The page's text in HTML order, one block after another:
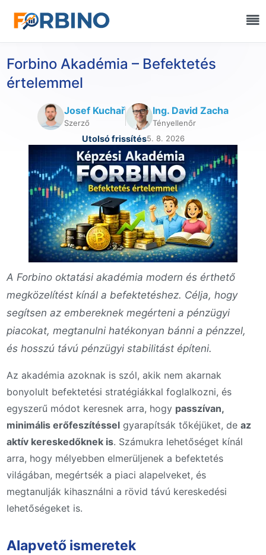
Forbino Akadémia – Befektetés
értelemmel
Josef Kuchař
Szerző
Ing. David Zacha
Tényellenőr
Utolsó frissítés5. 8. 2026
A Forbino oktatási akadémia modern és érthető
megközelítést kínál a befektetéshez. Célja, hogy
segítsen az embereknek megérteni a pénzügyi
piacokat, megtanulni hatékonyan bánni a pénzzel,
és hosszú távú pénzügyi stabilitást építeni.
Az akadémia azoknak is szól, akik nem akarnak
bonyolult befektetési stratégiákkal foglalkozni, és
egyszerű módot keresnek arra, hogy passzívan,
minimális erőfeszítéssel gyarapítsák tőkéjüket, de az
aktív kereskedőknek is. Számukra lehetőséget kínál
arra, hogy mélyebben elmerüljenek a befektetés
világában, megértsék a piaci alapelveket, és
megtanulják kihasználni a rövid távú kereskedési
lehetőségeket is.
Alapvető ismeretek